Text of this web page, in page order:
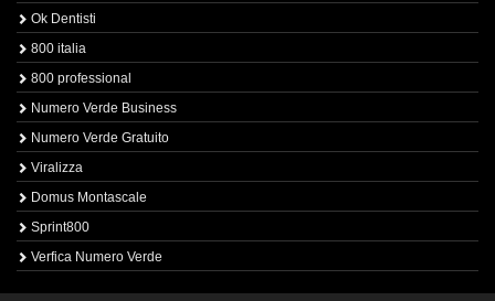
Ok Dentisti
800 italia
800 professional
Numero Verde Business
Numero Verde Gratuito
Viralizza
Domus Montascale
Sprint800
Verfica Numero Verde